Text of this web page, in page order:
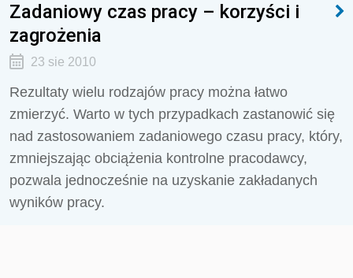
Zadaniowy czas pracy – korzyści i
zagrożenia
23 sie 2010
Rezultaty wielu rodzajów pracy można łatwo
zmierzyć. Warto w tych przypadkach zastanowić się
nad zastosowaniem zadaniowego czasu pracy, który,
zmniejszając obciążenia kontrolne pracodawcy,
pozwala jednocześnie na uzyskanie zakładanych
wyników pracy.